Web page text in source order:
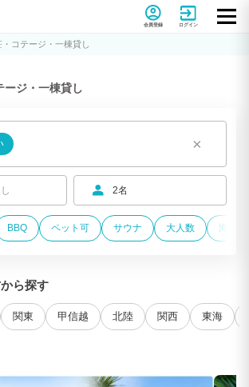
し宿泊予約サイトTABILMO(タビルモ)
会員登録 ログイン
コテージ・一棟貸し
ージ・一棟貸し
×
2名
BBQ ペット可 サウナ 大人数 海が
ら探す
関東 甲信越 北陸 関西 東海